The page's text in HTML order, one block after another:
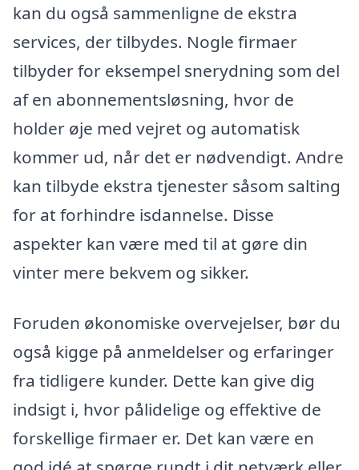
kan du også sammenligne de ekstra
services, der tilbydes. Nogle firmaer
tilbyder for eksempel snerydning som del
af en abonnementsløsning, hvor de
holder øje med vejret og automatisk
kommer ud, når det er nødvendigt. Andre
kan tilbyde ekstra tjenester såsom salting
for at forhindre isdannelse. Disse
aspekter kan være med til at gøre din
vinter mere bekvem og sikker.
Foruden økonomiske overvejelser, bør du
også kigge på anmeldelser og erfaringer
fra tidligere kunder. Dette kan give dig
indsigt i, hvor pålidelige og effektive de
forskellige firmaer er. Det kan være en